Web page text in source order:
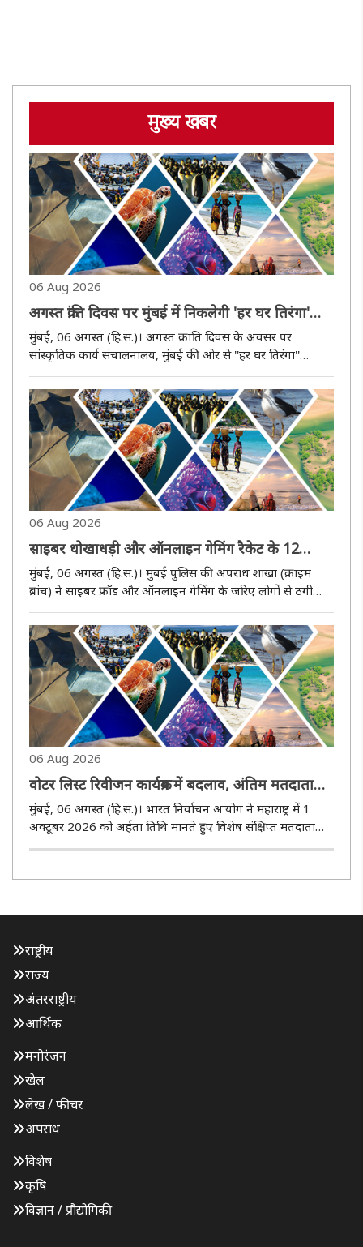
मुख्य खबर
06 Aug 2026
अगस्त क्रांति दिवस पर मुंबई में निकलेगी 'हर घर तिरंगा'
प्रभातफेरी
मुंबई, 06 अगस्त (हि.स.)। अगस्त क्रांति दिवस के अवसर पर
सांस्कृतिक कार्य संचालनालय, मुंबई की ओर से ''हर घर तिरंगा''
जाएगा। यह प्रभातफेरी सुबह 9 बजे भारतीय विद्या भवन से शुरू होकर
अगस्त क्रांत..
06 Aug 2026
साइबर धोखाधड़ी और ऑनलाइन गेमिंग रैकेट के 12
आरोपित गोवा से गिरफ्तार
मुंबई, 06 अगस्त (हि.स.)। मुंबई पुलिस की अपराध शाखा (क्राइम
ब्रांच) ने साइबर फ्रॉड और ऑनलाइन गेमिंग के जरिए लोगों से ठगी
आरोपितों को गिरफ्तार किया है। यह कार्रवाई पहले से दर्ज एक
साइबर..
06 Aug 2026
वोटर लिस्ट रिवीजन कार्यक्रम में बदलाव, अंतिम मतदाता
सूची 27 अक्टूबर को होगी प्रकाशित
मुंबई, 06 अगस्त (हि.स.)। भारत निर्वाचन आयोग ने महाराष्ट्र में 1
अक्टूबर 2026 को अर्हता तिथि मानते हुए विशेष संक्षिप्त मतदाता
राष्ट्रीय
राज्य
अंतरराष्ट्रीय
आर्थिक
मनोरंजन
खेल
लेख / फीचर
अपराध
विशेष
कृषि
विज्ञान / प्रौद्योगिकी